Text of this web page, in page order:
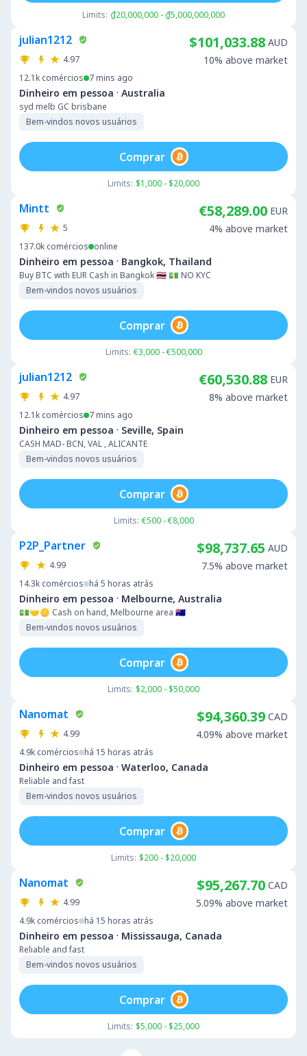
Limits: ₫20,000,000 - ₫5,000,000,000
julian1212
4.97
12.1k comércios 7 mins ago
Dinheiro em pessoa · Australia
syd melb GC brisbane
Bem-vindos novos usuários
$101,033.88 AUD
10% above market
Limits: $1,000 - $20,000
Comprar
Mintt
5
137.0k comércios online
Dinheiro em pessoa · Bangkok, Thailand
Buy BTC with EUR Cash in Bangkok 🇹🇭 💵 NO KYC
Bem-vindos novos usuários
€58,289.00 EUR
4% above market
Limits: €3,000 - €500,000
Comprar
julian1212
4.97
12.1k comércios 7 mins ago
Dinheiro em pessoa · Seville, Spain
CASH MAD- BCN, VAL , ALICANTE
Bem-vindos novos usuários
€60,530.88 EUR
8% above market
Limits: €500 - €8,000
Comprar
P2P_Partner
4.99
14.3k comércios há 5 horas atrás
Dinheiro em pessoa · Melbourne, Australia
💵🤝🪙 Cash on hand, Melbourne area 🇦🇺
Bem-vindos novos usuários
$98,737.65 AUD
7.5% above market
Limits: $2,000 - $50,000
Comprar
Nanomat
4.99
4.9k comércios há 15 horas atrás
Dinheiro em pessoa · Waterloo, Canada
Reliable and fast
Bem-vindos novos usuários
$94,360.39 CAD
4.09% above market
Limits: $200 - $20,000
Comprar
Nanomat
4.99
4.9k comércios há 15 horas atrás
Dinheiro em pessoa · Mississauga, Canada
Reliable and fast
Bem-vindos novos usuários
$95,267.70 CAD
5.09% above market
Limits: $5,000 - $25,000
Comprar